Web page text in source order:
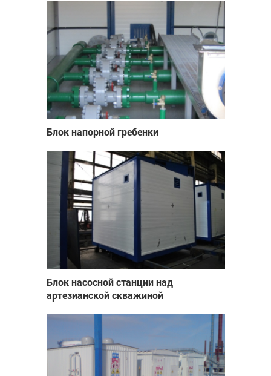
Блок напорной гребенки
Блок насосной станции над
артезианской скважиной